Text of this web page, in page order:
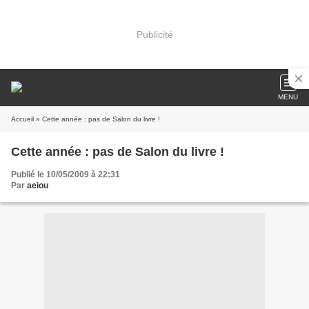
Publicité
MENU
Accueil » Cette année : pas de Salon du livre !
Cette année : pas de Salon du livre !
Publié le 10/05/2009 à 22:31
Par aeiou